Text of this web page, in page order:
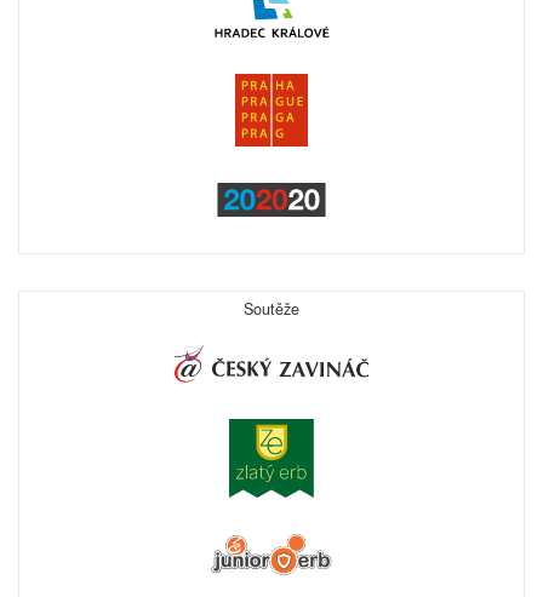
Soutěže